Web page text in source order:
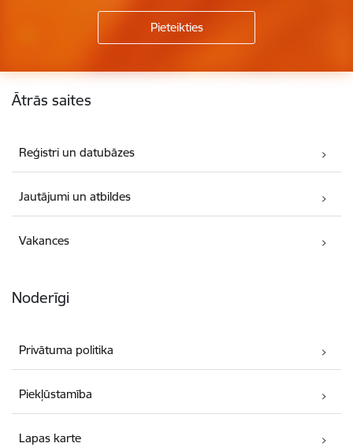
Kājene
Ātrās saites
Reģistri un datubāzes
Jautājumi un atbildes
Vakances
Noderīgi
Privātuma politika
Piekļūstamība
Lapas karte